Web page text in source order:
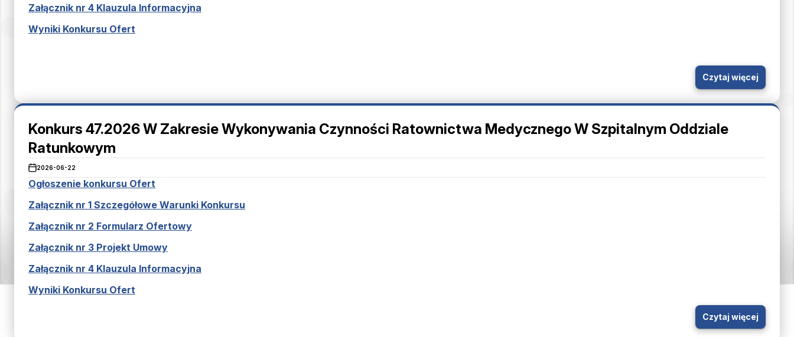
Załącznik nr 4 Klauzula Informacyjna
Wyniki Konkursu Ofert
Czytaj więcej
Konkurs 47.2026 W Zakresie Wykonywania Czynności Ratownictwa Medycznego W Szpitalnym Oddziale
Ratunkowym
2026-06-22
Ogłoszenie konkursu Ofert
Załącznik nr 1 Szczegółowe Warunki Konkursu
Załącznik nr 2 Formularz Ofertowy
Załącznik nr 3 Projekt Umowy
Załącznik nr 4 Klauzula Informacyjna
Wyniki Konkursu Ofert
Czytaj więcej